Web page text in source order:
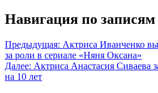
Навигация по записям
Предыдущая: Актриса Иванченко
за роли в сериале «Няня Оксана»
Далее: Актриса Анастасия Сиваева
на 10 лет